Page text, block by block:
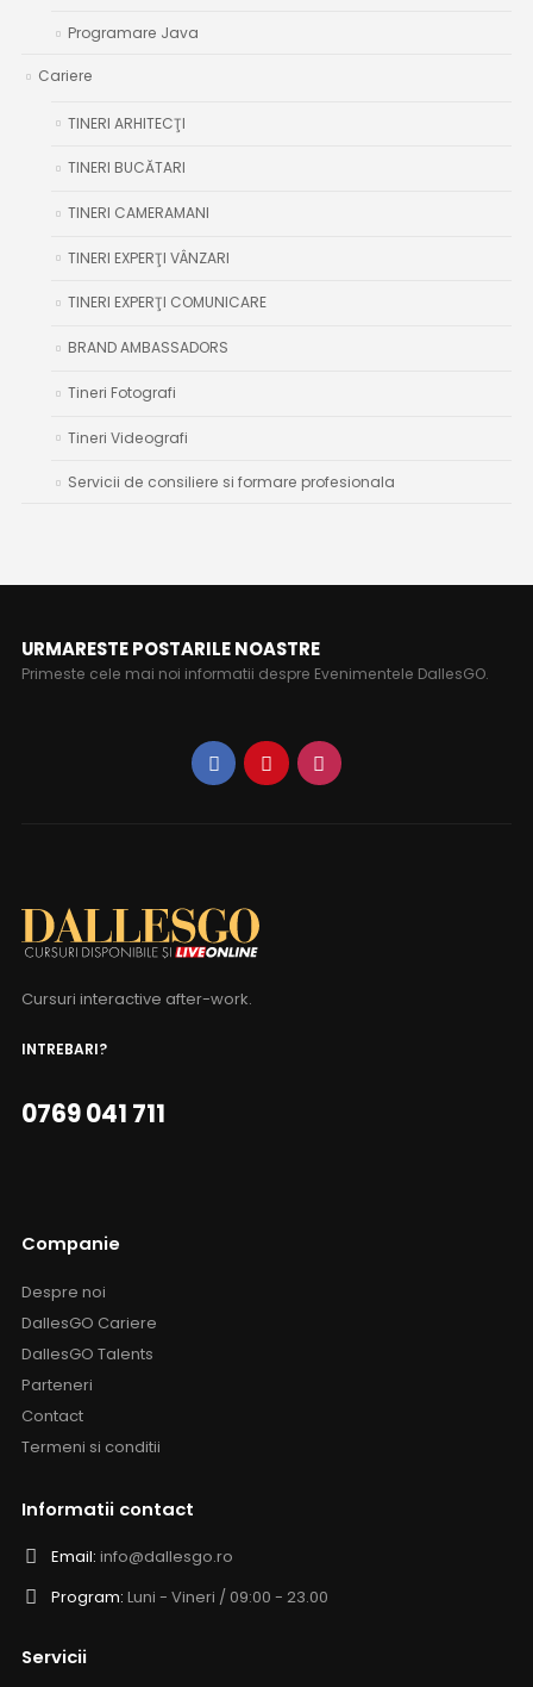
Programare Java
Cariere
TINERI ARHITECŢI
TINERI BUCĂTARI
TINERI CAMERAMANI
TINERI EXPERŢI VÂNZARI
TINERI EXPERŢI COMUNICARE
BRAND AMBASSADORS
Tineri Fotografi
Tineri Videografi
Servicii de consiliere si formare profesionala
URMARESTE POSTARILE NOASTRE
Primeste cele mai noi informatii despre Evenimentele DallesGO.
Cursuri interactive after-work.
INTREBARI?
0769 041 711
Companie
Despre noi
DallesGO Cariere
DallesGO Talents
Parteneri
Contact
Termeni si conditii
Informatii contact
Email: info@dallesgo.ro
Program: Luni - Vineri / 09:00 - 23.00
Servicii